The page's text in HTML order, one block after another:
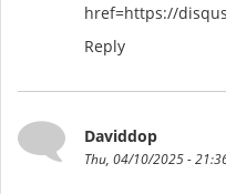
href=https://
Reply
Daviddop
Thu, 04/10/2025 -